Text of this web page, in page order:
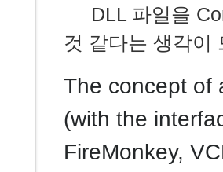
DLL 파일을
것 같다는 생각이
The concept of
(with the
FireMonkey,